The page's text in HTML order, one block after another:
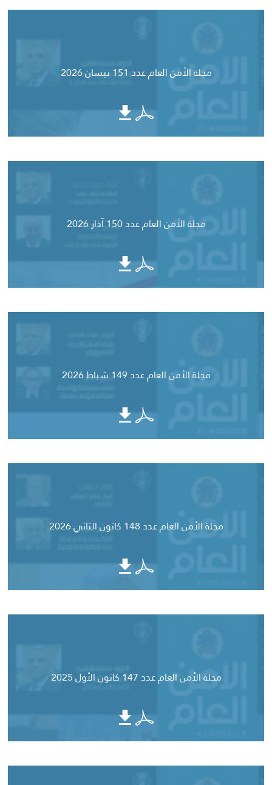
مجلة الأمن العام عدد 151 نيسان 2026
مجلة الأمن العام عدد 150 آذار 2026
مجلة الأمن العام عدد 149 شباط 2026
مجلة الأمن العام عدد 148 كانون الثاني 2026
مجلة الأمن العام عدد 147 كانون الأول 2025